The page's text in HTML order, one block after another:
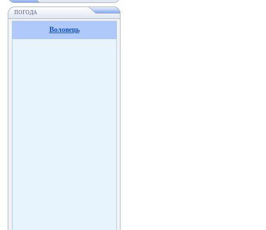
ПОГОДА
Воловець